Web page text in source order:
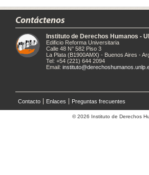
Contáctenos
Instituto de Derechos Humanos -
Edificio Reforma Universitaria
Calle 48 N° 582 Piso 3
La Plata (B1900AMX) - Buenos Aires -
Tel: +54 (221) 644 2094
Email:
Contacto Enlaces Preguntas frecuentes
© 2026 Instituto de Derechos